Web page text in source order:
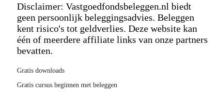
Disclaimer: Vastgoedfondsbeleggen.nl biedt
geen persoonlijk beleggingsadvies. Beleggen
kent risico's tot geldverlies. Deze website kan
één of meerdere affiliate links van onze partners
bevatten.
Gratis downloads
Gratis cursus beginnen met beleggen